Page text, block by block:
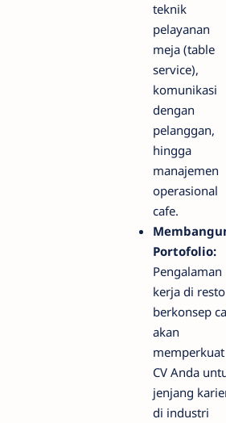
teknik
pelayanan
meja (table
service),
komunikasi
dengan
pelanggan,
hingga
manajemen
operasional
cafe.
Portofolio:
Pengalaman
kerja di resto
berkonsep
akan
memperkuat
CV Anda
jenjang
di industri